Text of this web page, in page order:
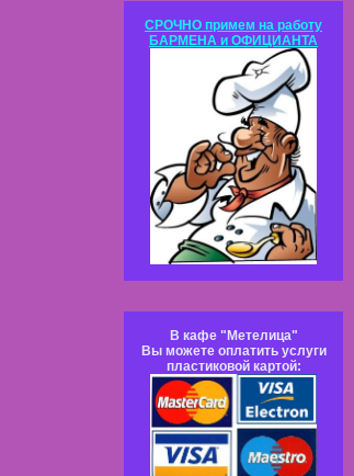
СРОЧНО примем на работу
БАРМЕНА и ОФИЦИАНТА
В кафе "Метелица"
Вы можете оплатить услуги
пластиковой картой: